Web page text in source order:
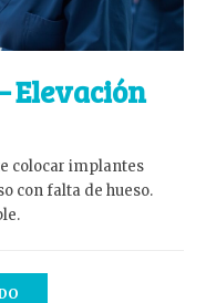
Elevación
colocar implantes
con falta de hueso.